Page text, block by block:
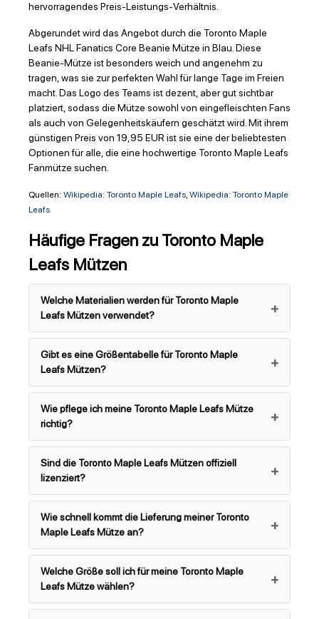
hervorragendes Preis-Leistungs-Verhältnis.
Abgerundet wird das Angebot durch die Toronto Maple
Leafs NHL Fanatics Core Beanie Mütze in Blau. Diese
Beanie-Mütze ist besonders weich und angenehm zu
tragen, was sie zur perfekten Wahl für lange Tage im Freien
macht. Das Logo des Teams ist dezent, aber gut sichtbar
platziert, sodass die Mütze sowohl von eingefleischten Fans
als auch von Gelegenheitskäufern geschätzt wird. Mit ihrem
günstigen Preis von 19,95 EUR ist sie eine der beliebtesten
Optionen für alle, die eine hochwertige Toronto Maple Leafs
Fanmütze suchen.
Quellen: Wikipedia: Toronto Maple Leafs, Wikipedia: Toronto Maple
Leafs
Häufige Fragen zu Toronto Maple
Leafs Mützen
Welche Materialien werden für Toronto Maple
Leafs Mützen verwendet?
Gibt es eine Größentabelle für Toronto Maple
Leafs Mützen?
Wie pflege ich meine Toronto Maple Leafs Mütze
richtig?
Sind die Toronto Maple Leafs Mützen offiziell
lizenziert?
Wie schnell kommt die Lieferung meiner Toronto
Maple Leafs Mütze an?
Welche Größe soll ich für meine Toronto Maple
Leafs Mütze wählen?